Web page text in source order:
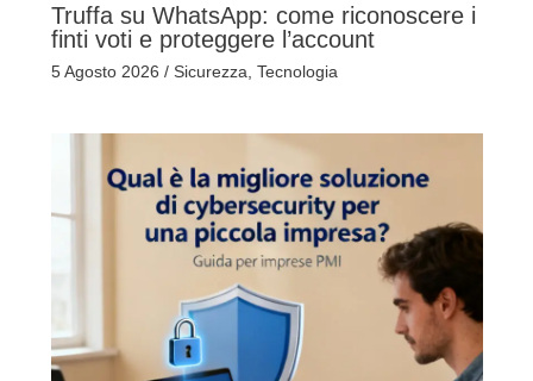
Truffa su WhatsApp: come riconoscere i
finti voti e proteggere l’account
5 Agosto 2026 / Sicurezza Tecnologia